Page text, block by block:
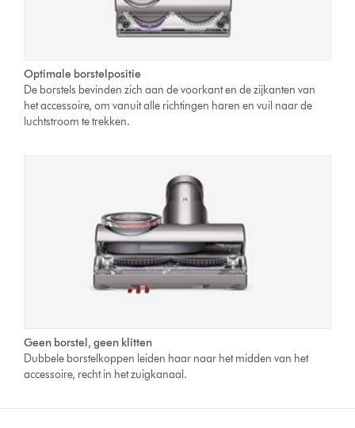
Optimale borstelpositie
De borstels bevinden zich aan de voorkant en de zijkanten van
het accessoire, om vanuit alle richtingen haren en vuil naar de
luchtstroom te trekken.
Geen borstel, geen klitten
Dubbele borstelkoppen leiden haar naar het midden van het
accessoire, recht in het zuigkanaal.